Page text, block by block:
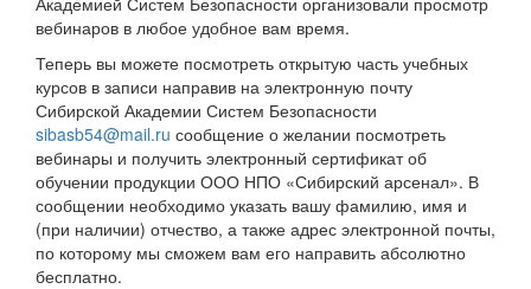
вебинаров в любое удобное вам время.
Теперь вы можете посмотреть открытую часть учебных
курсов в записи направив на электронную почту
Сибирской Академии Систем Безопасности
sibasb54@mail.ru сообщение о желании посмотреть
вебинары и получить электронный сертификат об
обучении продукции ООО НПО «Сибирский арсенал». В
сообщении необходимо указать вашу фамилию, имя и
(при наличии) отчество, а также адрес электронной почты,
по которому мы сможем вам его направить абсолютно
бесплатно.